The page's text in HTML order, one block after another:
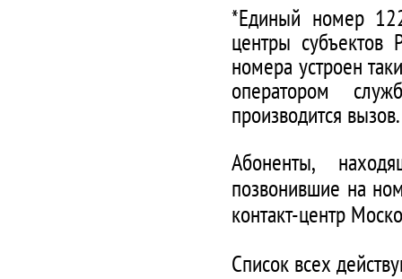
*Единый номер
центры субъектов
номера устроен
оператором
производится вызов.
Абоненты,
позвонившие на
контакт-центр
Список всех